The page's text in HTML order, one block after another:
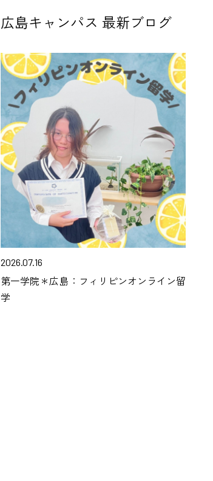
広島キャンパス 最新ブログ
2026.07.16
第一学院＊広島：フィリピンオンライン留
学